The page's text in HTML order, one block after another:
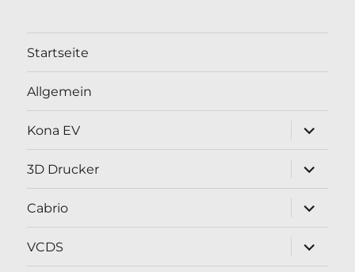
Startseite
Allgemein
Kona EV
öffnen
3D Drucker
öffnen
Cabrio
öffnen
VCDS
öffnen